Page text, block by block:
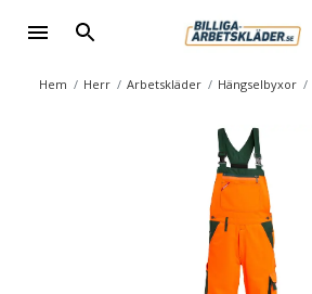
Hem Herr Arbetskläder Hängselbyxor